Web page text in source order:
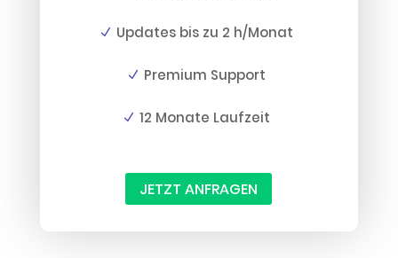
Updates bis zu 2 h/Monat
Premium Support
12 Monate Laufzeit
JETZT ANFRAGEN